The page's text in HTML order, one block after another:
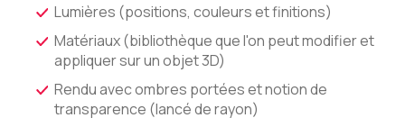
Lumières (positions, couleurs et finitions)
Matériaux (bibliothèque que l'on peut modifier et
appliquer sur un objet 3D)
Rendu avec ombres portées et notion de
transparence (lancé de rayon)